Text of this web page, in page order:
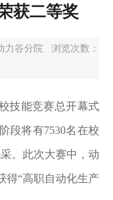
获二等奖
力谷分院
浏览次数：
技能竞赛总开幕式
段将有7530名在校
。此次大赛中，动
得“高职自动化生产